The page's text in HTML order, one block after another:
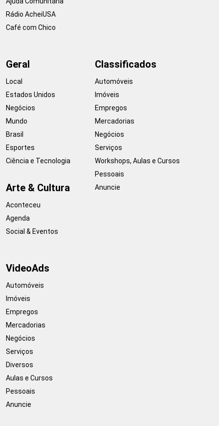
Rádio AcheiUSA
Café com Chico
Geral
Local
Estados Unidos
Negócios
Mundo
Brasil
Esportes
Ciência e Tecnologia
Arte & Cultura
Aconteceu
Agenda
Social & Eventos
Classificados
Automóveis
Imóveis
Empregos
Mercadorias
Negócios
Serviços
Workshops, Aulas e Cursos
Pessoais
Anuncie
VideoAds
Automóveis
Imóveis
Empregos
Mercadorias
Negócios
Serviços
Diversos
Aulas e Cursos
Pessoais
Anuncie